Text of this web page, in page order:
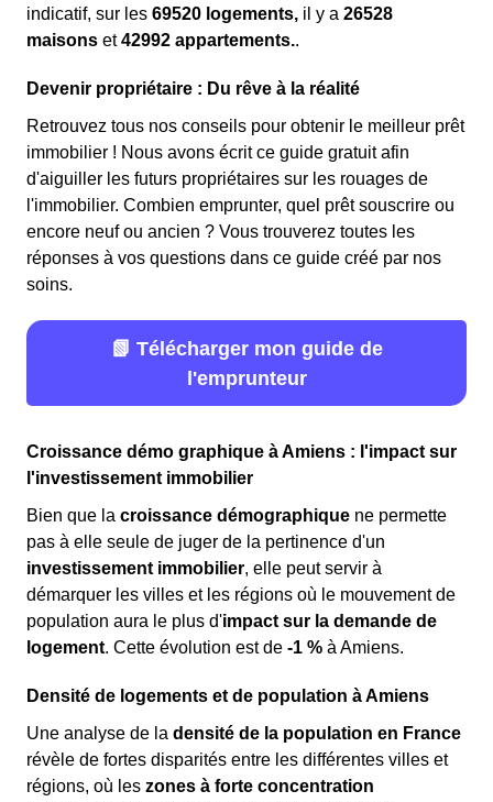
indicatif, sur les 69520 logements, il y a 26528
maisons et42992 appartements..
Devenir propriétaire : Du rêve à la réalité
Retrouvez tous nos conseils pour obtenir le meilleur prêt
immobilier ! Nous avons écrit ce guide gratuit afin
d'aiguiller les futurs propriétaires sur les rouages de
l'immobilier. Combien emprunter, quel prêt souscrire ou
encore neuf ou ancien ? Vous trouverez toutes les
réponses à vos questions dans ce guide créé par nos
soins.
📗 Télécharger mon guide de
l'emprunteur
Croissance démo graphique à Amiens : l'impact sur
l'investissement immobilier
Bien que la croissance démographique ne permette
pas à elle seule de juger de la pertinence d'un
investissement immobilier, elle peut servir à
démarquer les villes et les régions où le mouvement de
population aura le plus d'impact sur la demande de
logement. Cette évolution est de -1 % à Amiens.
Densité de logements et de population à Amiens
Une analyse de la densité de la population en France
révèle de fortes disparités entre les différentes villes et
régions, où les zones à forte concentration